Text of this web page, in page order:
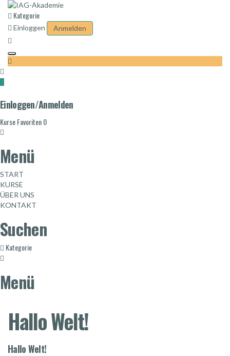
Kategorie
Einloggen Anmelden
Toggle
navigation
Einloggen/Anmelden
KurseFavoriten0
Menü
START
KURSE
ÜBER UNS
KONTAKT
Suchen
Kategorie
Menü
Hallo Welt!
Hallo Welt!